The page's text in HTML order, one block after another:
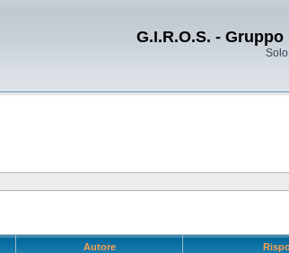
G.I.R.O.S. -
Autore